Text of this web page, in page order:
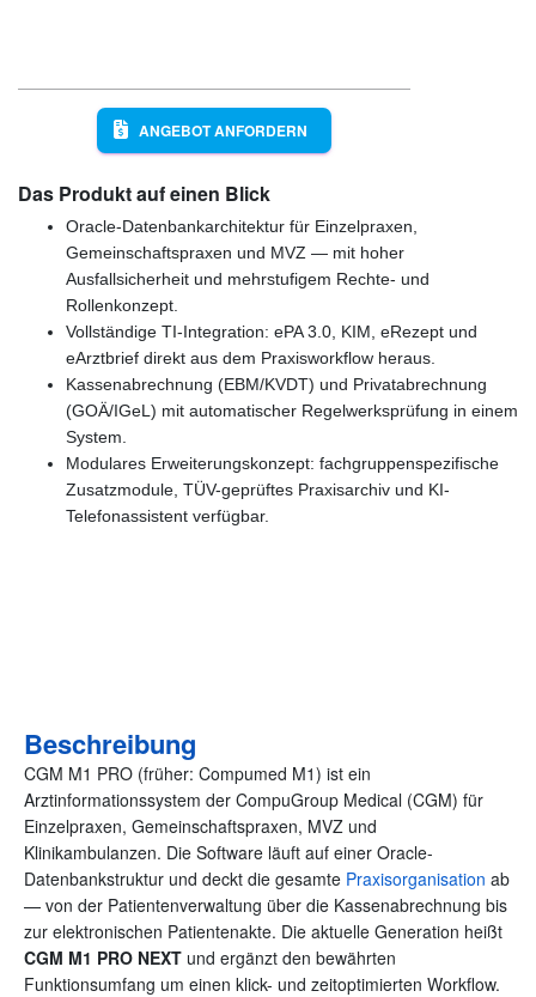
ANGEBOT ANFORDERN
Das Produkt auf einen Blick
Oracle-Datenbankarchitektur für Einzelpraxen,
Gemeinschaftspraxen und MVZ — mit hoher
Ausfallsicherheit und mehrstufigem Rechte- und
Rollenkonzept.
Vollständige TI-Integration: ePA 3.0, KIM, eRezept und
eArztbrief direkt aus dem Praxisworkflow heraus.
Kassenabrechnung (EBM/KVDT) und Privatabrechnung
(GOÄ/IGeL) mit automatischer Regelwerksprüfung in einem
System.
Modulares Erweiterungskonzept: fachgruppenspezifische
Zusatzmodule, TÜV-geprüftes Praxisarchiv und KI-
Telefonassistent verfügbar.
Beschreibung
CGM M1 PRO (früher: Compumed M1) ist ein
Arztinformationssystem der CompuGroup Medical (CGM) für
Einzelpraxen, Gemeinschaftspraxen, MVZ und
Klinikambulanzen. Die Software läuft auf einer Oracle-
Datenbankstruktur und deckt die gesamte Praxisorganisation ab
— von der Patientenverwaltung über die Kassenabrechnung bis
zur elektronischen Patientenakte. Die aktuelle Generation heißt
CGM M1 PRO NEXT und ergänzt den bewährten
Funktionsumfang um einen klick- und zeitoptimierten Workflow.